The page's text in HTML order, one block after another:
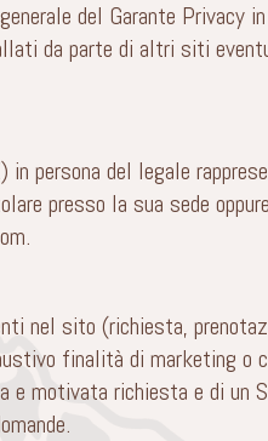
del Garante Privacy
da parte di altri siti
persona del legale
presso la sua sede
.
nel sito (richiesta,
finalità di marketing o
e motivata richiesta e di un